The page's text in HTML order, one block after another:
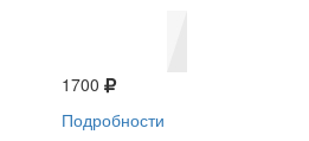
1700
Подробности